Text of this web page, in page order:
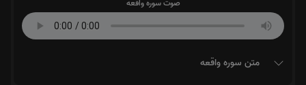
صوت سوره واقعه
متن سوره واقعه